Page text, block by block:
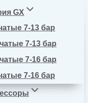
GX
7-13 бар
7-13 бар
7-16 бар
7-16 бар